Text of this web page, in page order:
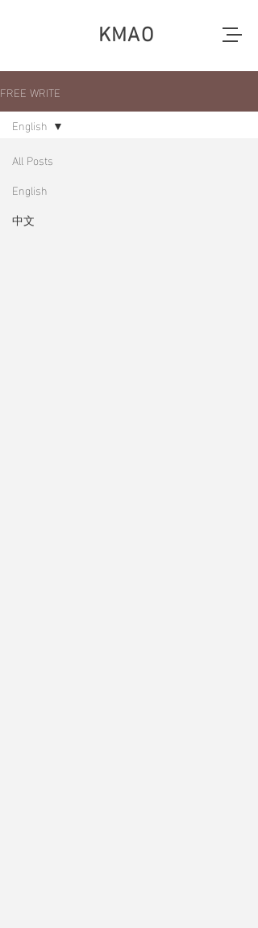
KMAO
FREE WRITE
All Posts
English
中文
English